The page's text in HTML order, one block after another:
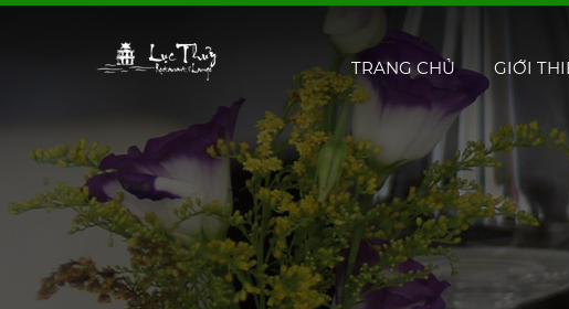
TRANG CHỦ GIỚI